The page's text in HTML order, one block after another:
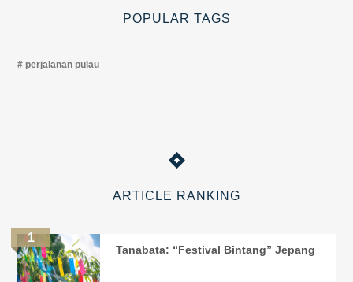
POPULAR TAGS
perjalanan pulau
ARTICLE RANKING
Tanabata: “Festival Bintang” Jepang